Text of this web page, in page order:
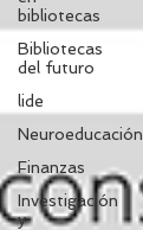
bibliotecas
Bibliotecas
del futuro
lide
Neuroeducación
Finanzas
Investigación
y